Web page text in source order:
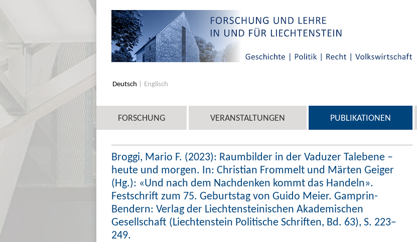
Deutsch Englisch
FORSCHUNG VERANSTALTUNGEN PUBLIKATIONEN
Broggi, Mario F. (2023): Raumbilder in der Vaduzer Talebene –
heute und morgen. In: Christian Frommelt und Märten Geiger
(Hg.): «Und nach dem Nachdenken kommt das Handeln».
Festschrift zum 75. Geburtstag von Guido Meier. Gamprin-
Bendern: Verlag der Liechtensteinischen Akademischen
Gesellschaft (Liechtenstein Politische Schriften, Bd. 63), S. 223–
249.